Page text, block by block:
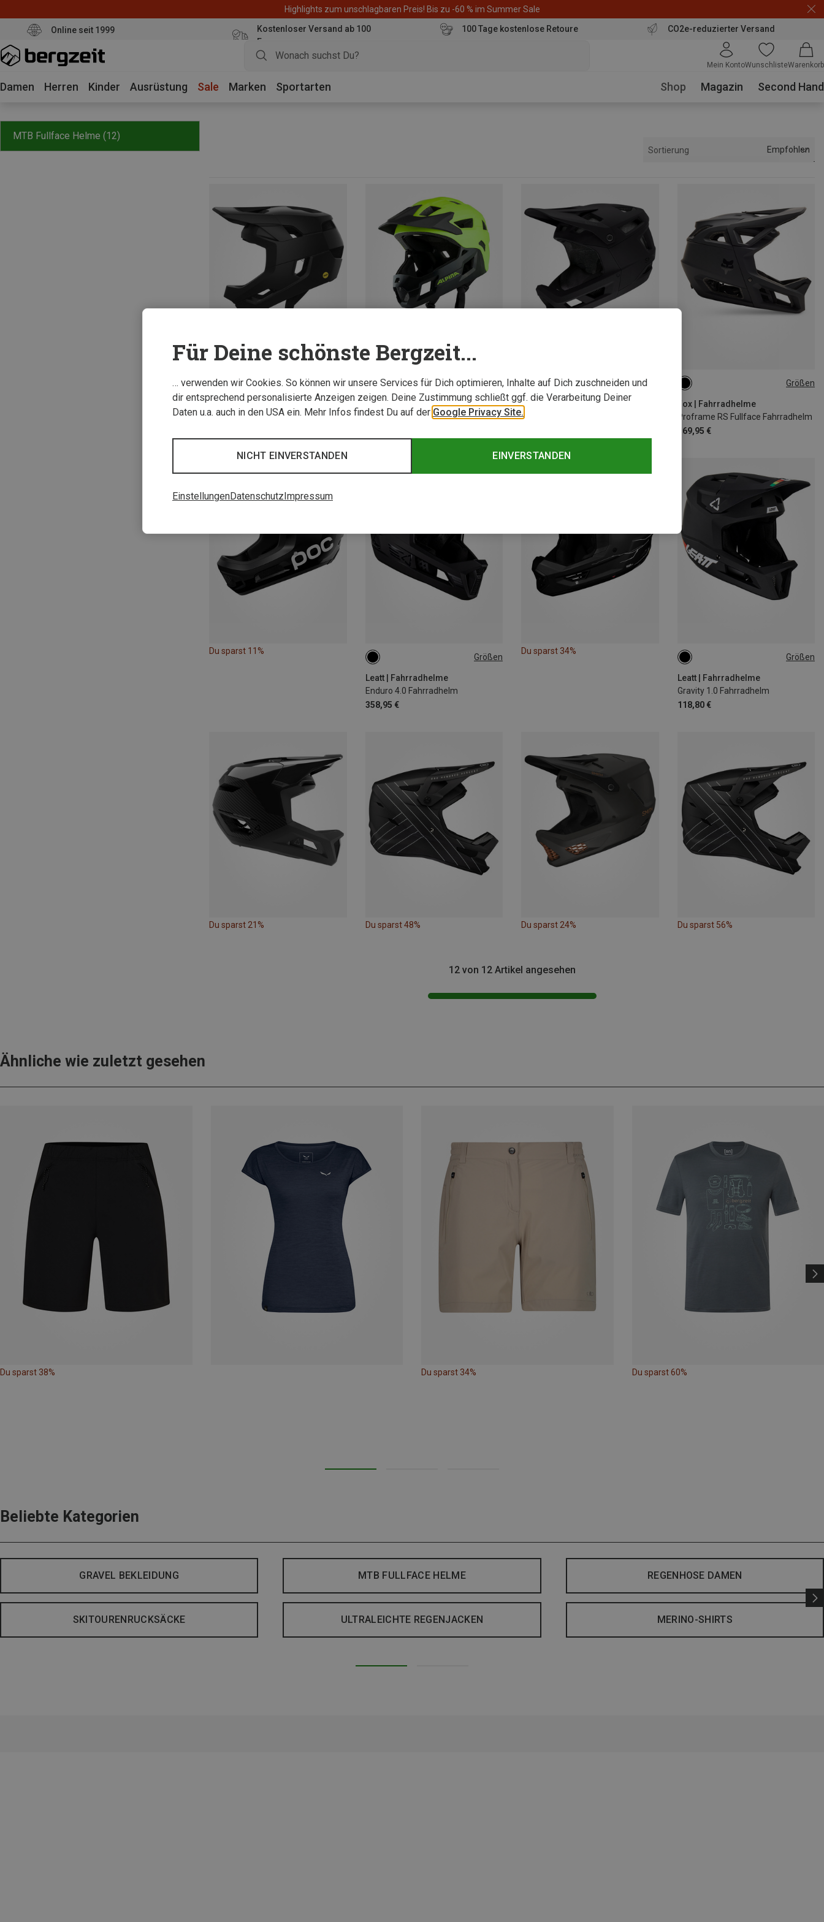
Highlights zum unschlagbaren Preis! Bis zu -60 % im Summer Sale
Online seit 1999
Kostenloser Versand ab 100
Euro
100 Tage kostenlose Retoure CO2e-reduzierter Versand
Mein KontoWunschlisteWarenkorb
Damen Herren Kinder Ausrüstung Sale Marken Sportarten Shop Magazin Second Hand
MTB Fullface Helme (12)
Sortierung Empfohlen
Du sparst 23% Du sparst 25% Du sparst 32%
Größen
Fox | Fahrradhelme
Proframe RS Fullface Fahrradhelm
369,95 €
59-63CM
Du sparst 11%
Größen
Leatt | Fahrradhelme
Enduro 4.0 Fahrradhelm
358,95 €
S | 51-55CM
Du sparst 34%
Größen
Leatt | Fahrradhelme
Gravity 1.0 Fahrradhelm
118,80 €
L | 59-60CM
Du sparst 21% Du sparst 48% Du sparst 24% Du sparst 56%
12 von 12 Artikel angesehen
Ähnliche wie zuletzt gesehen
Du sparst 38% Du sparst 34% Du sparst 60%
Beliebte Kategorien
GRAVEL BEKLEIDUNG MTB FULLFACE HELME REGENHOSE DAMEN
SKITOURENRUCKSÄCKE ULTRALEICHTE REGENJACKEN MERINO-SHIRTS
Für Deine schönste Bergzeit...
… verwenden wir Cookies. So können wir unsere Services für Dich optimieren, Inhalte auf Dich zuschneiden und
dir entsprechend personalisierte Anzeigen zeigen. Deine Zustimmung schließt ggf. die Verarbeitung Deiner
Daten u.a. auch in den USA ein. Mehr Infos findest Du auf der Google Privacy Site.
EINVERSTANDEN
NICHT EINVERSTANDEN
EinstellungenDatenschutzImpressum